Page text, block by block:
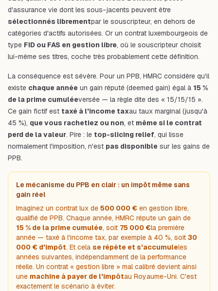
d'assurance vie dont les sous-jacents peuvent être
sélectionnés librementpar le souscripteur, en dehors de
catégories d'actifs autorisées. Or un contrat luxembourgeois de
type FID ou FAS en gestion libre, où le souscripteur choisit
lui-même ses titres, coche très probablement cette définition.
La conséquence est sévère. Pour un PPB, HMRC considère qu'il
existe chaque année un gain réputé (deemed gain) égal à 15 %
de la prime cumuléeversée — la règle dite des « 15/15/15 ».
Ce gain fictif est taxé à l'income taxau taux marginal (jusqu'à
45 %), que vous rachetiez ou non, et même si le contrat
perd de la valeur. Pire : le top-slicing relief, qui lisse
normalement l'imposition, n'est pas disponible sur les gains de
PPB.
Le mécanisme du PPB en clair : un impôt même sans
gain réel
Imaginez un contrat lux de 500 000 € en gestion libre,
qualifié de PPB. Chaque année, HMRC répute un gain de
15 % de la prime cumulée, soit 75 000 €la première
année — taxé à l'income tax, par exemple à 40 %, soit 30
000 € d'impôt. Et cela se répète et s'accumuleles
années suivantes, indépendamment de la performance
réelle. Un contrat « gestion libre » mal calibré devient ainsi
une machine à payer de l'impôtau Royaume-Uni. C'est
exactement le scénario à éviter.